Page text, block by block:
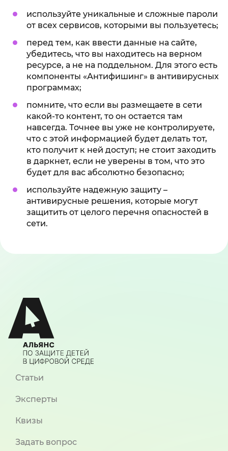
используйте уникальные и сложные пароли
от всех сервисов, которыми вы пользуетесь;
перед тем, как ввести данные на сайте,
убедитесь, что вы находитесь на верном
ресурсе, а не на поддельном. Для этого есть
компоненты «Антифишинг» в антивирусных
программах;
помните, что если вы размещаете в сети
какой-то контент, то он остается там
навсегда. Точнее вы уже не контролируете,
что с этой информацией будет делать тот,
кто получит к ней доступ; не стоит заходить
в даркнет, если не уверены в том, что это
будет для вас абсолютно безопасно;
используйте надежную защиту –
антивирусные решения, которые могут
защитить от целого перечня опасностей в
сети.
Статьи
Эксперты
Квизы
Задать вопрос